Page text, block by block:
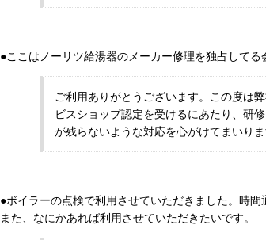
●ここはノーリツ給湯器のメーカー修理を独占して
ご利用ありがとうございます。この度は
ビスショップ認定を受けるにあたり、研
が残らないような対応を心がけてまいりま
●ボイラーの点検で利用させていただきました。時
また、なにかあれば利用させていただきたいです。